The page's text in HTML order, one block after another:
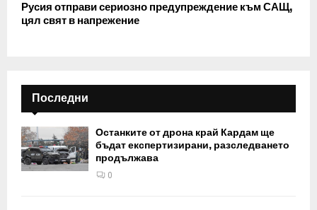
Русия отправи сериозно предупреждение към САЩ,
цял свят в напрежение
Последни
Останките от дрона край Кардам ще
бъдат експертизирани, разследването
продължава
0